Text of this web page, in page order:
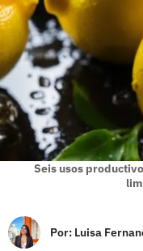
Seis usos
Por: Luisa